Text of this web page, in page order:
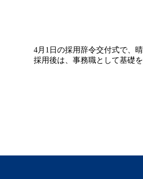
4月1日の採用辞令交付式で、
採用後は、事務職として基礎